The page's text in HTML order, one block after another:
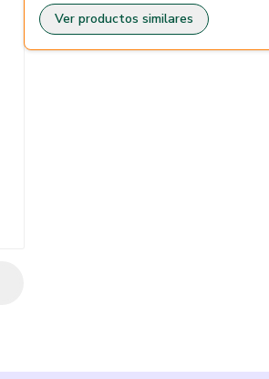
Ver productos similares